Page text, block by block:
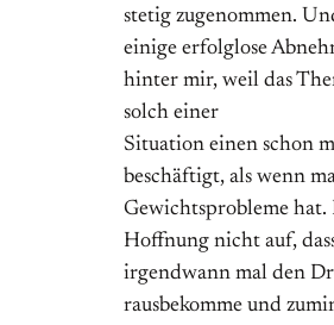
stetig zugenommen.
einige erfolglose
hinter mir, weil das
solch einer
Situation einen schon
beschäftigt, als wenn
Gewichtsprobleme hat.
Hoffnung nicht auf,
irgendwann mal den
rausbekomme und